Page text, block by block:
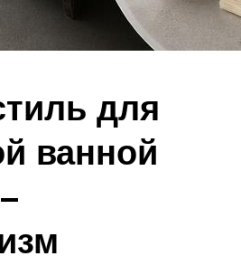
для
ванной